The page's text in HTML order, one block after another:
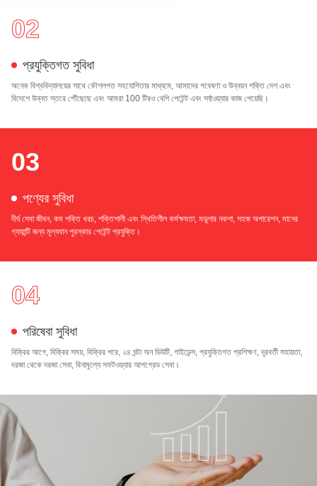
02
প্রযুক্তিগত সুবিধা
অনেক বিশ্ববিদ্যালয়ের সাথে কৌশলগত সহযোগিতার মাধ্যমে, আমাদের গবেষণা ও উন্নয়ন শক্তি দেশ এবং
বিদেশে উন্নত স্তরে পৌঁছেছে এবং আমরা 100 টিরও বেশি পেটেন্ট এবং সফ্টওয়্যার কাজ পেয়েছি।
03
পণ্যের সুবিধা
দীর্ঘ সেবা জীবন, কম শক্তি খরচ, শক্তিশালী এবং স্থিতিশীল কর্মক্ষমতা, মডুলার নকশা, সহজ অপারেশন, মানের
গ্যারান্টি জন্য মূল্যবান পুরস্কার পেটেন্ট প্রযুক্তি।
04
পরিষেবা সুবিধা
বিক্রির আগে, বিক্রির সময়, বিক্রির পরে, ২৪ ঘন্টা অন ডিউটি, গাইডেন্স, প্রযুক্তিগত প্রশিক্ষণ, দূরবর্তী সহায়তা,
দরজা থেকে দরজা সেবা, বিনামূল্যে সফটওয়্যার আপগ্রেড সেবা।